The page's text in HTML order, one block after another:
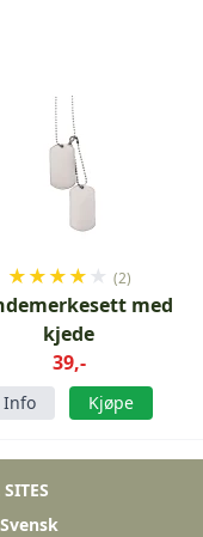
★★★★ ★ (2)
med
kjede
39,-
Info Kjøpe
Svensk